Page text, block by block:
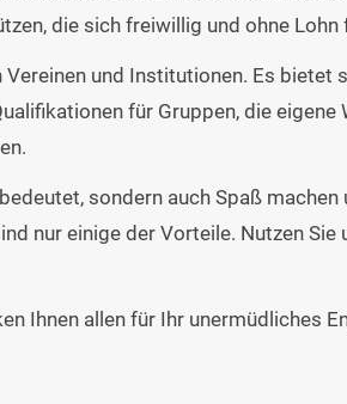
die sich freiwillig und ohne
und Institutionen. Es
für Gruppen, die
sondern auch Spaß
nur einige der Vorteile. Nutzen
Ihnen allen für Ihr unermüdliches